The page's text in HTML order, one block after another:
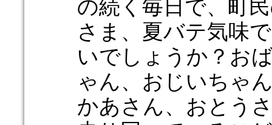
の続く毎日で、町
さま、夏バテ気味
いでしょうか？お
ゃん、おじいちゃ
かあさん、おとう